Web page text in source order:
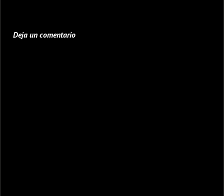
Deja un comentario